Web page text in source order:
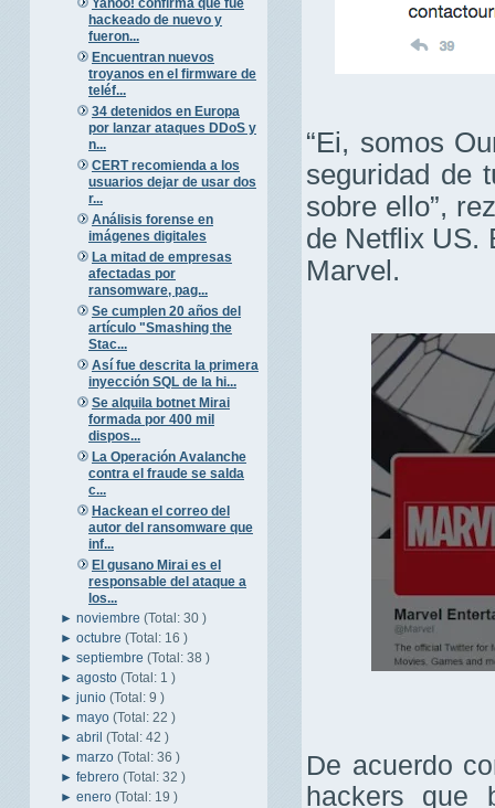
hackeado de nuevo y
fueron...
Encuentran nuevos
troyanos en el firmware de
teléf...
34 detenidos en Europa
por lanzar ataques DDoS y
n...
CERT recomienda a los
usuarios dejar de usar dos
r...
Análisis forense en
imágenes digitales
La mitad de empresas
afectadas por
ransomware, pag...
Se cumplen 20 años del
artículo "Smashing the
Stac...
Así fue descrita la primera
inyección SQL de la hi...
Se alquila botnet Mirai
formada por 400 mil
dispos...
La Operación Avalanche
contra el fraude se salda
c...
Hackean el correo del
autor del ransomware que
inf...
El gusano Mirai es el
responsable del ataque a
los...
►noviembre(Total: 30 )
►octubre(Total: 16 )
►septiembre(Total: 38 )
►agosto(Total: 1 )
►junio(Total: 9 )
►mayo(Total: 22 )
►abril(Total: 42 )
►marzo(Total: 36 )
►febrero(Total: 32 )
►enero(Total: 19 )
“Ei, somos
seguridad de
sobre ello”,
de Netflix US.
Marvel.
De acuerdo
hackers que